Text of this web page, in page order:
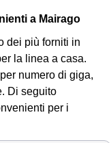
a Mairago
dei più forniti in
la linea a casa.
numero di giga,
Di seguito
per i